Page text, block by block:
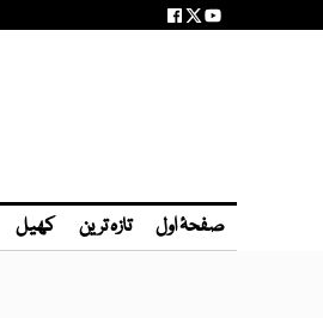
صفحۂ اول تازہ ترین کھیل